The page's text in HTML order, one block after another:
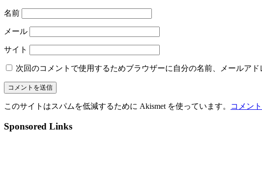
名前
メール
サイト
次回のコメントで使用するためブラウザーに自分の名前、メールアド
このサイトはスパムを低減するために Akismet を使っています。 コメン
Sponsored Links